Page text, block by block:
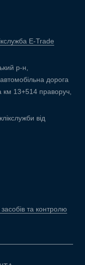
E-Trade
р-н,
дорога
км 13+514 праворуч,
від
та контролю